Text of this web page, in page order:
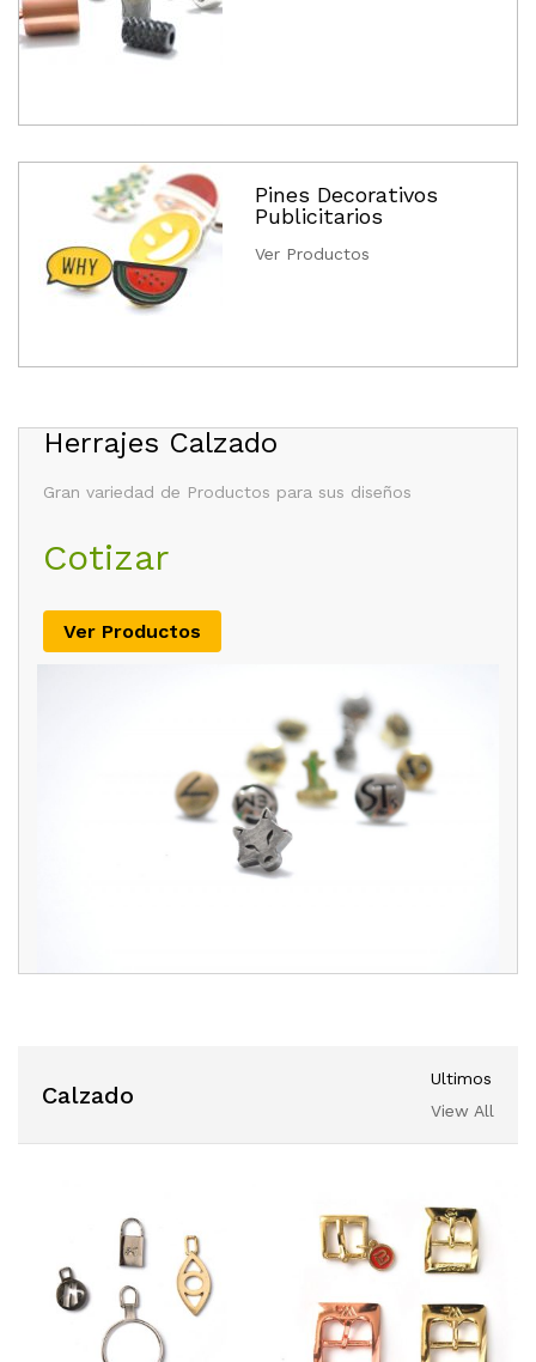
Pines Decorativos
Publicitarios
Ver Productos
Herrajes Calzado
Gran variedad de Productos para sus diseños
Cotizar
Ver Productos
Calzado
Ultimos
View All